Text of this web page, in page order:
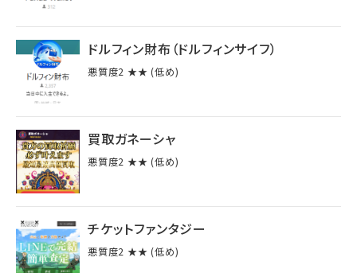
ドルフィン財布（ドルフィンサイフ）
悪質度2 ★★ (低め)
買取ガネーシャ
悪質度2 ★★ (低め)
チケットファンタジー
悪質度2 ★★ (低め)